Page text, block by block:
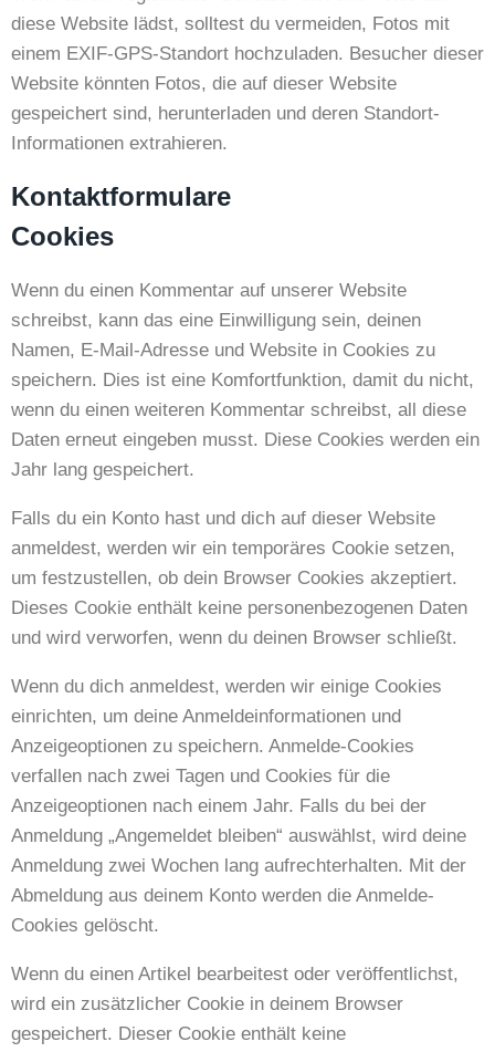
diese Website lädst, solltest du vermeiden, Fotos mit
einem EXIF-GPS-Standort hochzuladen. Besucher dieser
Website könnten Fotos, die auf dieser Website
gespeichert sind, herunterladen und deren Standort-
Informationen extrahieren.
Kontaktformulare
Cookies
Wenn du einen Kommentar auf unserer Website
schreibst, kann das eine Einwilligung sein, deinen
Namen, E-Mail-Adresse und Website in Cookies zu
speichern. Dies ist eine Komfortfunktion, damit du nicht,
wenn du einen weiteren Kommentar schreibst, all diese
Daten erneut eingeben musst. Diese Cookies werden ein
Jahr lang gespeichert.
Falls du ein Konto hast und dich auf dieser Website
anmeldest, werden wir ein temporäres Cookie setzen,
um festzustellen, ob dein Browser Cookies akzeptiert.
Dieses Cookie enthält keine personenbezogenen Daten
und wird verworfen, wenn du deinen Browser schließt.
Wenn du dich anmeldest, werden wir einige Cookies
einrichten, um deine Anmeldeinformationen und
Anzeigeoptionen zu speichern. Anmelde-Cookies
verfallen nach zwei Tagen und Cookies für die
Anzeigeoptionen nach einem Jahr. Falls du bei der
Anmeldung „Angemeldet bleiben“ auswählst, wird deine
Anmeldung zwei Wochen lang aufrechterhalten. Mit der
Abmeldung aus deinem Konto werden die Anmelde-
Cookies gelöscht.
Wenn du einen Artikel bearbeitest oder veröffentlichst,
wird ein zusätzlicher Cookie in deinem Browser
gespeichert. Dieser Cookie enthält keine